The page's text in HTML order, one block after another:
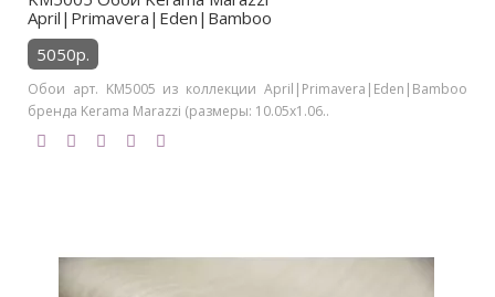
April|Primavera|Eden|Bamboo
5050р.
Обои арт. KM5005 из коллекции April|Primavera|Eden|Bamboo
бренда Kerama Marazzi (размеры: 10.05х1.06..